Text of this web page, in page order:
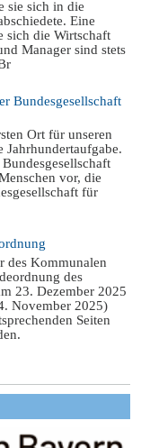
sie sich in die
Eine
sich die Wirtschaft
Manager sind stets
Bundesgesellschaft
Ort für unseren
vor, die
für
des Kommunalen
des
23. Dezember 2025
November 2025)
Seiten